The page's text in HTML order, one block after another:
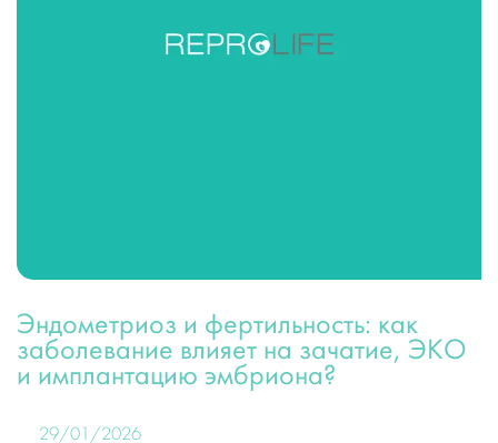
Эндометриоз и фертильность: как
заболевание влияет на зачатие, ЭКО
и имплантацию эмбриона?
29/01/2026